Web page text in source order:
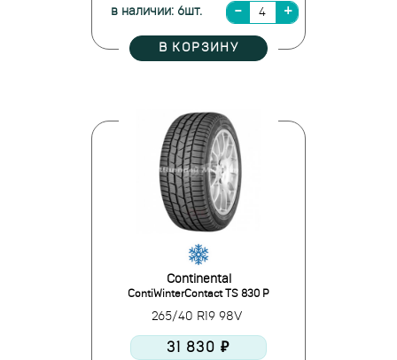
в наличии: 6шт.
В КОРЗИНУ
Continental
ContiWinterContact TS 830 P
265/40 R19 98V
31 830 ₽